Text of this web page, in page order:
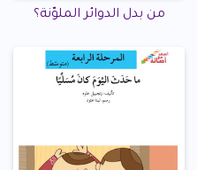
من بدل الدوائر الملوّنة؟